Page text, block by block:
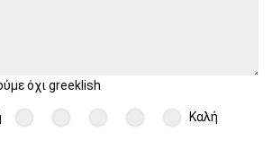
όχι greeklish
Καλή